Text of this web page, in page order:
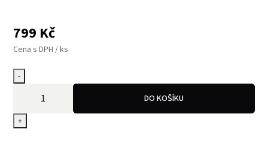
799 Kč
Cena s DPH / ks
-
+
DO KOŠÍKU